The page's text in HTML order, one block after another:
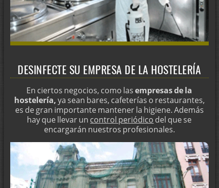
DESINFECTE SU EMPRESA DE LA HOSTELERÍA
En ciertos negocios, como lasempresas de la
hostelería,ya sean bares, cafeterías o restaurantes,
es de gran importante mantener la higiene. Además
hay que llevar un control periódico del que se
encargarán nuestros profesionales.